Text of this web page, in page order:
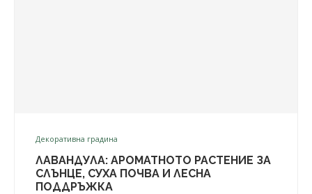
Декоративна градина
ЛАВАНДУЛА: АРОМАТНОТО РАСТЕНИЕ ЗА
СЛЪНЦЕ, СУХА ПОЧВА И ЛЕСНА
ПОДДРЪЖКА